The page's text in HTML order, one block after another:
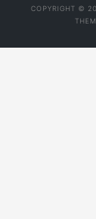
COPYRIGHT ©